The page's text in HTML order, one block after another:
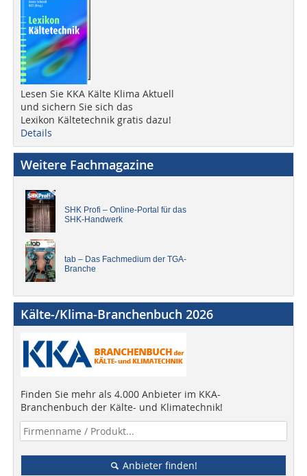
Lesen Sie KKA Kälte Klima Aktuell
und sichern Sie sich das
Lexikon Kältetechnik gratis dazu!
Details
Weitere Fachmagazine
SHK Profi – Online-Portal für das
SHK-Handwerk
tab – Das Fachmedium der TGA-
Branche
Kälte-/Klima-Branchenbuch 2026
Finden Sie mehr als 4.000 Anbieter im KKA-
Branchenbuch der Kälte- und Klimatechnik!
Anbieter finden!